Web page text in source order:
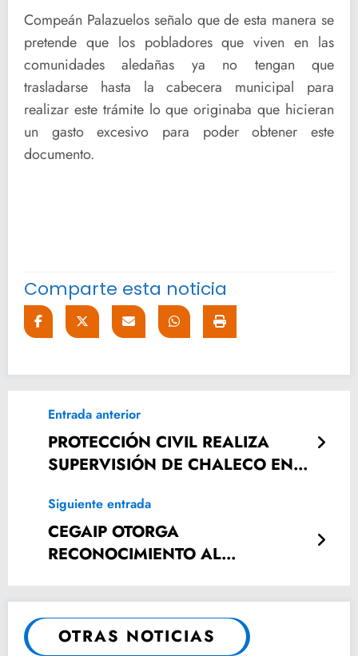
Compeán Palazuelos señalo que de esta manera se
pretende que los pobladores que viven en las
comunidades aledañas ya no tengan que
trasladarse hasta la cabecera municipal para
realizar este trámite lo que originaba que hicieran
un gasto excesivo para poder obtener este
documento.
Comparte esta noticia
Entrada anterior
PROTECCIÓN CIVIL REALIZA
SUPERVISIÓN DE CHALECO EN
Siguiente entrada
CEGAIP OTORGA
RECONOCIMIENTO AL
COLABORAR EN “SISTEMA
ACÉRCATE: PROGRAMAS Y
SERVICIOS PÚBLICOS PARA TI”
OTRAS NOTICIAS